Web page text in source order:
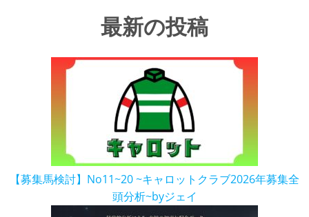
最新の投稿
【募集馬検討】No11~20 ~キャロットクラブ2026年募集全
頭分析~byジェイ